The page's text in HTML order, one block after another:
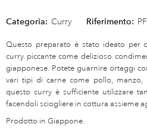
Categoria: Curry Riferimento:
Questo preparato è stato ideato per
curry piccante come delizioso
giapponese. Potete guarnire ortaggi
vari tipi di carne come pollo, manzo,
questo curry è sufficiente utilizzare
facendoli sciogliere in cottura assieme
Prodotto in Giappone.